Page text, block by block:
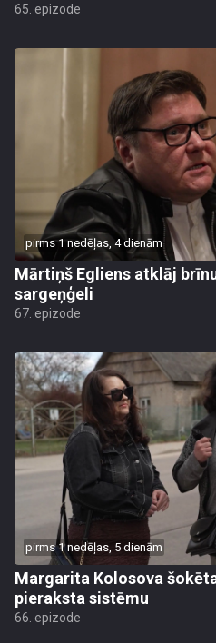
65. epizode
pirms 1 nedēļas, 4 dienām
Mārtiņš Egliens atklāj
sargeņģeli
67. epizode
pirms 1 nedēļas, 5 dienām
Margarita Kolosova
pieraksta sistēmu
66. epizode